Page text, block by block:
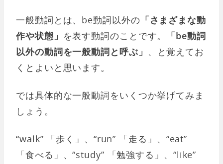
一般動詞とは、be動詞以外の 「さまざまな動
作や状態」 を表す動詞のことです。
「be動詞
以外の動詞を一般動詞と呼ぶ」 、と覚えてお
くとよいと思います。
では具体的な一般動詞をいくつか挙げてみま
しょう。
“walk” 「歩く」、“run” 「走る」、“eat”
「食べる」、“study” 「勉強する」、“like”